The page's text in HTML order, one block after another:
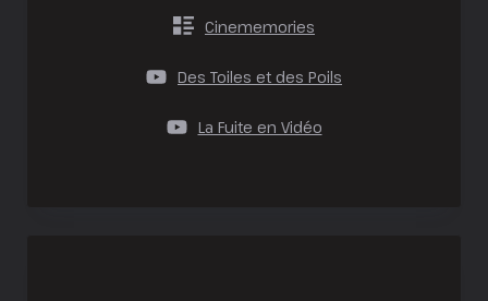
Cinememories
Des Toiles et des Poils
La Fuite en Vidéo